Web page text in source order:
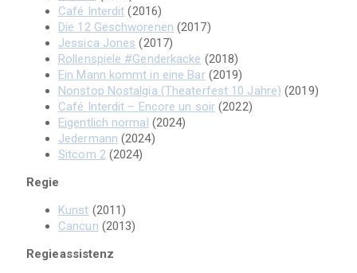
Café Interdit (2016)
Die 12 Geschworenen (2017)
Jessica Jones (2017)
Rollenspiele #Genderkacke (2018)
Ein Mann kommt in eine Bar(2019)
Nonstop Nostalgia (Theaterfest 10 Jahre) (2019)
Café Interdit – Encore un soir (2022)
Eigentlich normal (2024)
Jedermann (2024)
Sitcom 2(2024)
Regie
Kunst (2011)
Cancun (2013)
Regieassistenz